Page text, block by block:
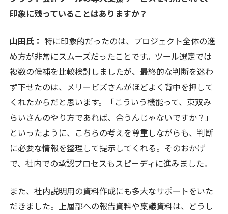
印象に残っていることはありますか？
山田氏： 特に印象的だったのは、プロジェクト全体の進
め方が非常にスムーズだったことです。ツール選定では
複数の候補を比較検討しましたが、最終的な判断を迷わ
ず下せたのは、メリービズさんがほどよく背中を押して
くれたからだと思います。「こういう機能って、東双み
らいさんのやり方であれば、合うんじゃないですか？」
といったように、こちらの考えを尊重しながらも、判断
に必要な情報を整理して提示してくれる。そのおかげ
で、社内での承認プロセスもスピーディに進みました。
また、社内説明用の資料作成にも多大なサポートをいた
だきました。上層部への報告資料や稟議資料は、どうし